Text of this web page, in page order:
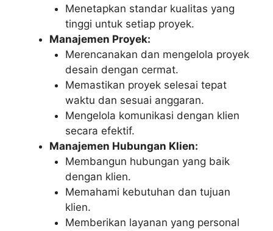
Menetapkan standar kualitas yang
tinggi untuk setiap proyek.
Manajemen Proyek:
Merencanakan dan mengelola proyek
desain dengan cermat.
Memastikan proyek selesai tepat
waktu dan sesuai anggaran.
Mengelola komunikasi dengan klien
secara efektif.
Manajemen Hubungan Klien:
Membangun hubungan yang baik
dengan klien.
Memahami kebutuhan dan tujuan
klien.
Memberikan layanan yang personal